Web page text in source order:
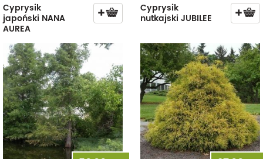
Cyprysik
japoński NANA
AUREA
Cyprysik
nutkajski JUBILEE